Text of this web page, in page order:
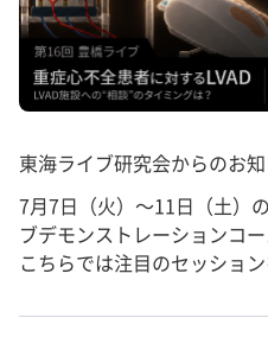
東海ライブ研究会からのお知
7月7日（火）〜11日（土）
ブデモンストレーションコ
こちらでは注目のセッション